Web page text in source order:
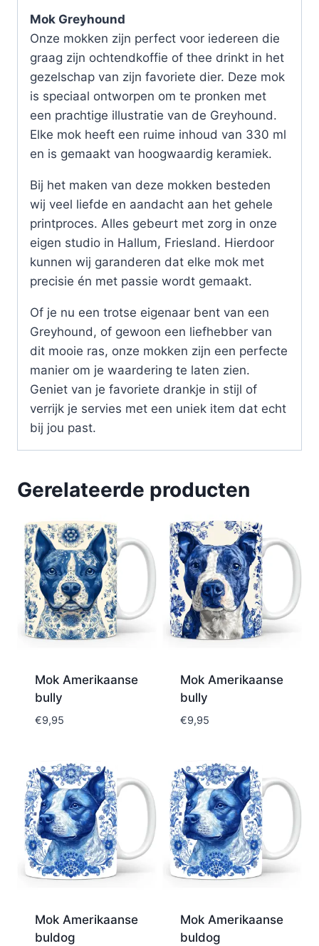
Mok Greyhound
Onze mokken zijn perfect voor iedereen die
graag zijn ochtendkoffie of thee drinkt in het
gezelschap van zijn favoriete dier. Deze mok
is speciaal ontworpen om te pronken met
een prachtige illustratie van de Greyhound.
Elke mok heeft een ruime inhoud van 330 ml
en is gemaakt van hoogwaardig keramiek.
Bij het maken van deze mokken besteden
wij veel liefde en aandacht aan het gehele
printproces. Alles gebeurt met zorg in onze
eigen studio in Hallum, Friesland. Hierdoor
kunnen wij garanderen dat elke mok met
precisie én met passie wordt gemaakt.
Of je nu een trotse eigenaar bent van een
Greyhound, of gewoon een liefhebber van
dit mooie ras, onze mokken zijn een perfecte
manier om je waardering te laten zien.
Geniet van je favoriete drankje in stijl of
verrijk je servies met een uniek item dat echt
bij jou past.
Gerelateerde producten
Mok Amerikaanse
bully
€9,95
Mok Amerikaanse
bully
€9,95
Mok Amerikaanse
buldog
Mok Amerikaanse
buldog